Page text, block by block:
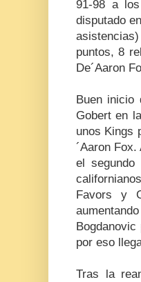
91-98 a
disputado
puntos, 8
De´Aaron
Buen inicio
Gobert en
unos Kings
´Aaron
el
Favors y
por eso
Tras la